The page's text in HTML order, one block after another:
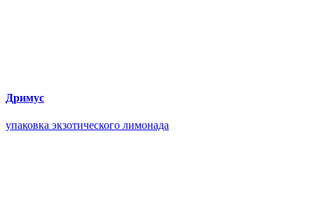
Дримус
упаковка экзотического лимонада